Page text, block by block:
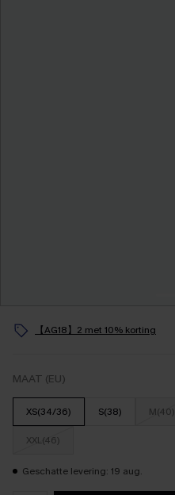
【AG18】2 met 10% korting
MAAT (EU)
XS(34/36) S(38) M(40)
XXL(46)
Geschatte levering: 19 aug.